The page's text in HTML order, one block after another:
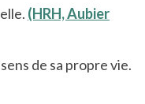
(HRH, Aubier
de sa propre vie.